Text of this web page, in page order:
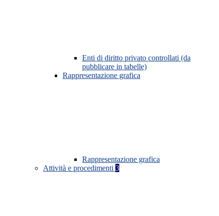
Enti di diritto privato controllati (da
pubblicare in tabelle)
Rappresentazione grafica
Rappresentazione grafica
Attività e procedimenti 3